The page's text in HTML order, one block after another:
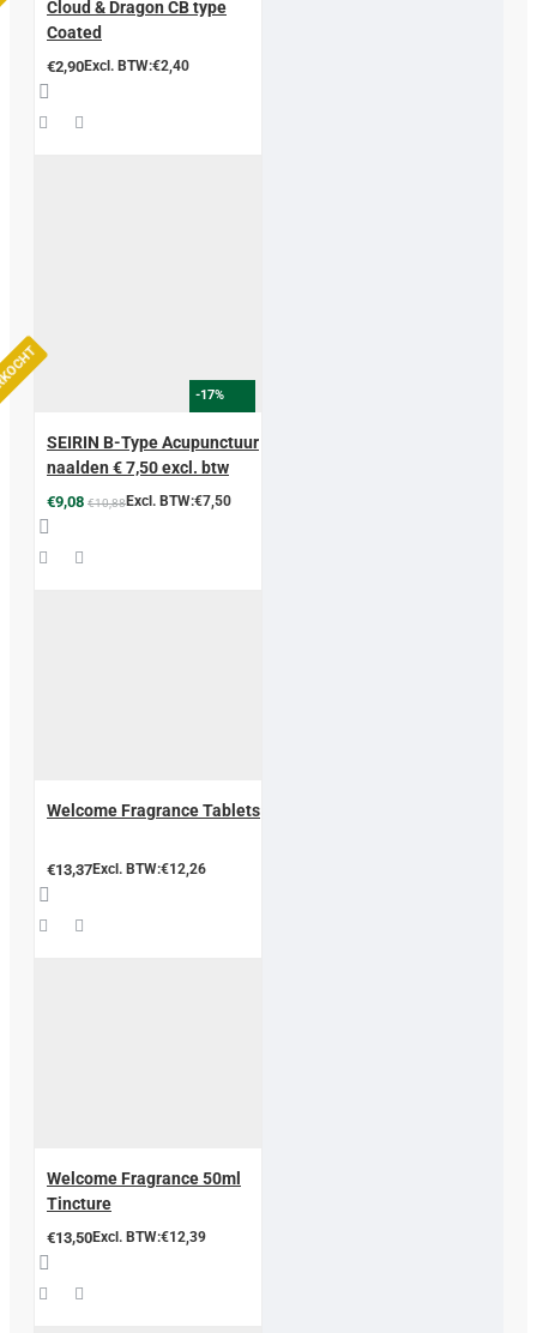
Cloud & Dragon CB type
Coated
€2,90Excl. BTW:€2,40
-17%
SEIRIN B-Type Acupunctuur
naalden € 7,50 excl. btw
€9,08 €10,88Excl. BTW:€7,50
Welcome Fragrance Tablets
€13,37Excl. BTW:€12,26
Welcome Fragrance 50ml
Tincture
€13,50Excl. BTW:€12,39